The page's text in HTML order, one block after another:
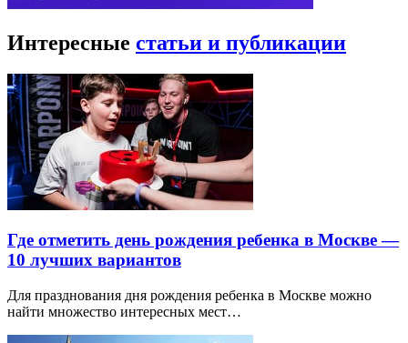
Интересные статьи и публикации
Где отметить день рождения ребенка в Москве —
10 лучших вариантов
Для празднования дня рождения ребенка в Москве можно
найти множество интересных мест…